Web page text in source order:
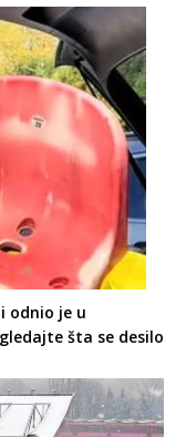
odnio je u
šta se desilo